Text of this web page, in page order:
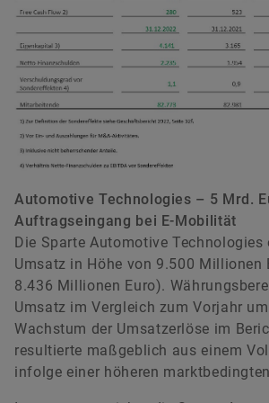
Automotive Technologies – 5 Mrd.
Auftragseingang bei E-Mobilität
Die Sparte Automotive Technologies
Umsatz in Höhe von 9.500 Millionen
8.436 Millionen Euro).
Umsatz im Vergleich zum Vorjahr
Wachstum der Umsatzerlöse im
resultierte maßgeblich aus einem
infolge einer höheren